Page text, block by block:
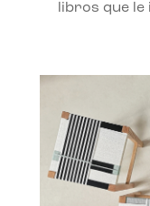
libros que le